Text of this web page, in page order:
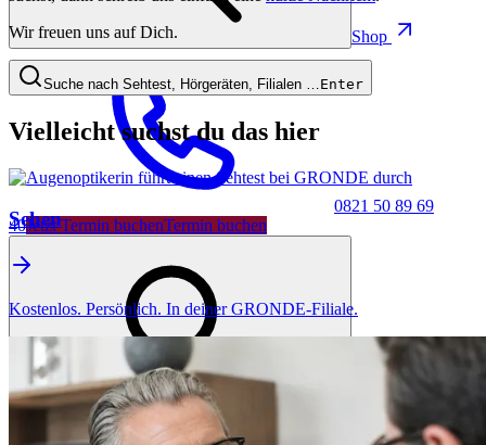
Shop
0821 50 89 69
40Jetzt Termin buchenTermin buchen
Wir freuen uns auf Dich.
Suche nach Sehtest, Hörgeräten, Filialen … Enter
Vielleicht suchst du das hier
Sehen
Kostenlos. Persönlich. In deiner GRONDE-Filiale.